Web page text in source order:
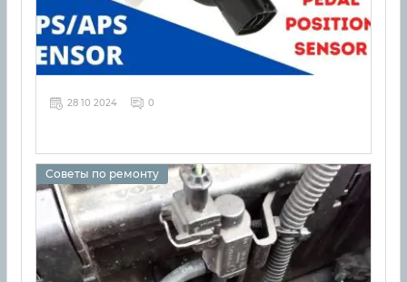
28 10 2024 0
Советы по ремонту